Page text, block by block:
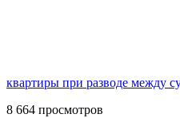
квартиры при разводе между
8 664 просмотров